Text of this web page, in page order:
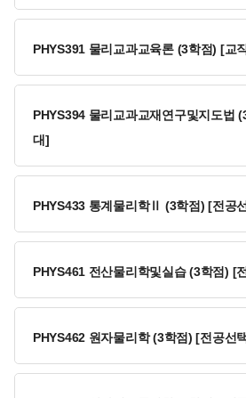
PHYS391 물리교과교육론 (3학점) [교
PHYS394 물리교과교재연구및지도법
대]
PHYS433 통계물리학Ⅱ (3학점) [전공
PHYS461 전산물리학및실습 (3학점) [
PHYS462 원자물리학 (3학점) [전공선